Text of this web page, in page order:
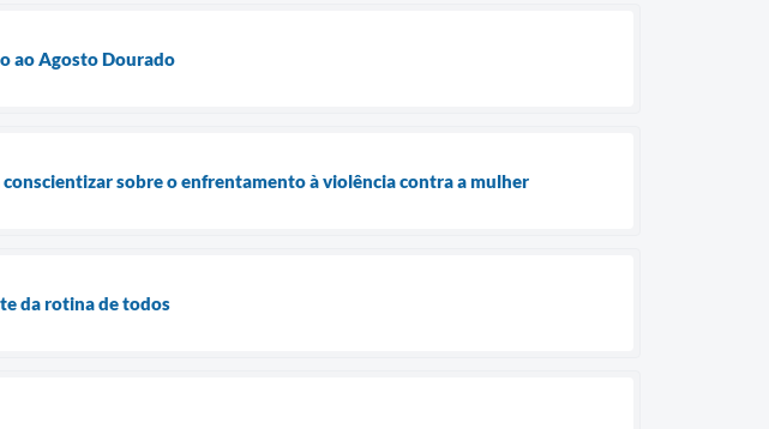
ao Agosto Dourado
sobre o enfrentamento à violência contra a mulher
da rotina de todos